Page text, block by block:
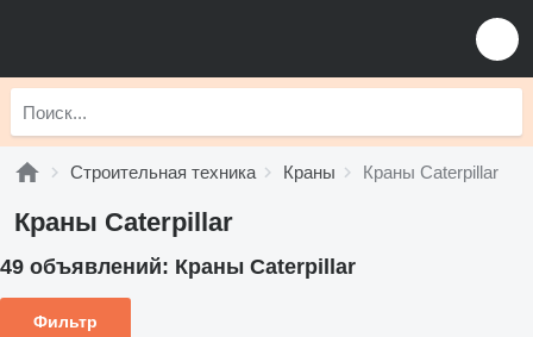
Строительная техника Краны Краны Caterpillar
Краны Caterpillar
49 объявлений: Краны Caterpillar
Фильтр